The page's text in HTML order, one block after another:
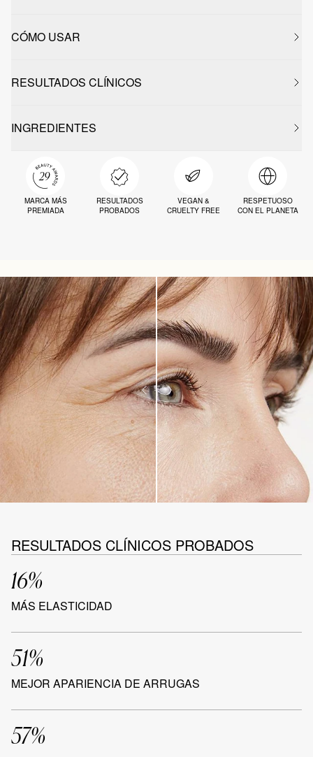
CÓMO USAR
RESULTADOS CLÍNICOS
INGREDIENTES
MARCA MÁS
PREMIADA
RESULTADOS
PROBADOS
VEGAN &
CRUELTY FREE
RESPETUOSO
CON EL PLANETA
RESULTADOS CLÍNICOS PROBADOS
16%
MÁS ELASTICIDAD
51%
MEJOR APARIENCIA DE ARRUGAS
57%